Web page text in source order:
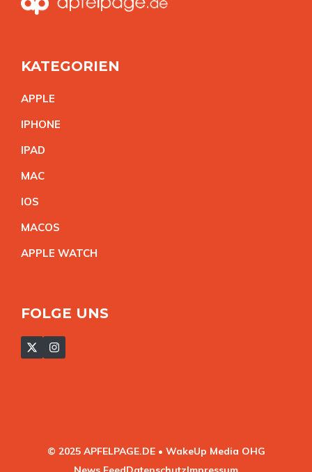
KATEGORIEN
APPLE
IPHONE
IPAD
MAC
IOS
MACOS
APPLE WATCH
FOLGE UNS
© 2025 APFELPAGE.DE • WakeUp Media OHG